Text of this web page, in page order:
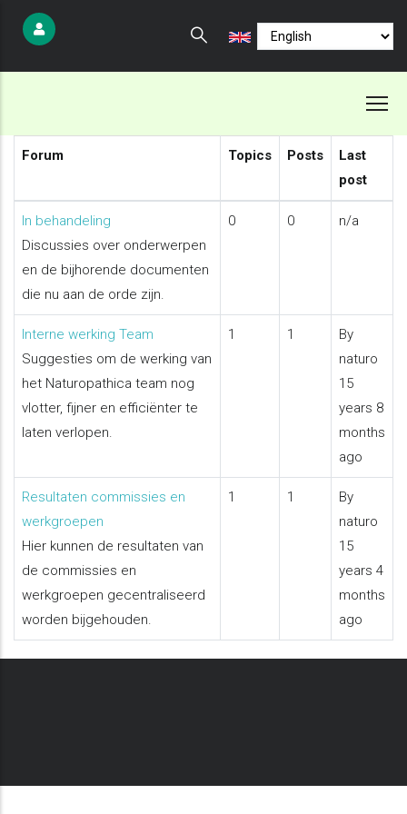
Select
Forum Topics Posts
Last
post
No
new
posts
In behandeling
Discussies over onderwerpen
en de bijhorende documenten
die nu aan de orde zijn.
0 0 n/a
No
new
posts
Interne werking Team
Suggesties om de werking van
het Naturopathica team nog
vlotter, fijner en efficiënter te
laten verlopen.
1 1
By
naturo
15
years 8
months
ago
No
new
posts
Resultaten commissies en
werkgroepen
Hier kunnen de resultaten van
de commissies en
werkgroepen gecentraliseerd
worden bijgehouden.
1 1
By
naturo
15
years 4
months
ago